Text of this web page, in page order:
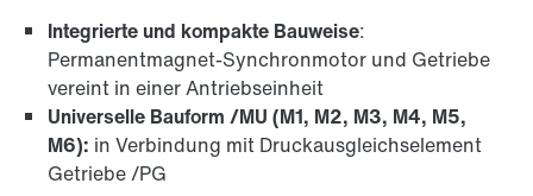
Integrierte und kompakte Bauweise:
Permanentmagnet-Synchronmotor und Getriebe
vereint in einer Antriebseinheit
Universelle Bauform /MU (M1, M2, M3, M4, M5,
M6): in Verbindung mit Druckausgleichselement
Getriebe /PG